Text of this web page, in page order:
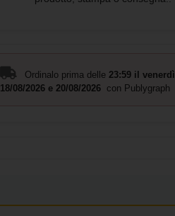
Ordinalo prima delle 23:59 il venerdì
18/08/2026 e 20/08/2026 con Publygraph